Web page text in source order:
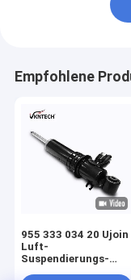
Empfohlene
955 333 034 20 Ujoin
Luft-
Suspendierungs-